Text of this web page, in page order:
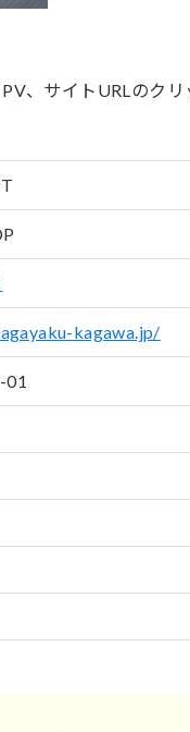
PV、 サイトURLのクリ
kagawa.jp/
01